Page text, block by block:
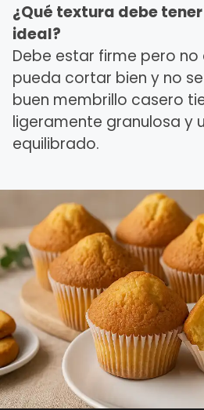
¿Qué textura debe
ideal?
Debe estar firme pero no
pueda cortar bien y no
buen membrillo casero
ligeramente granulosa y
equilibrado.